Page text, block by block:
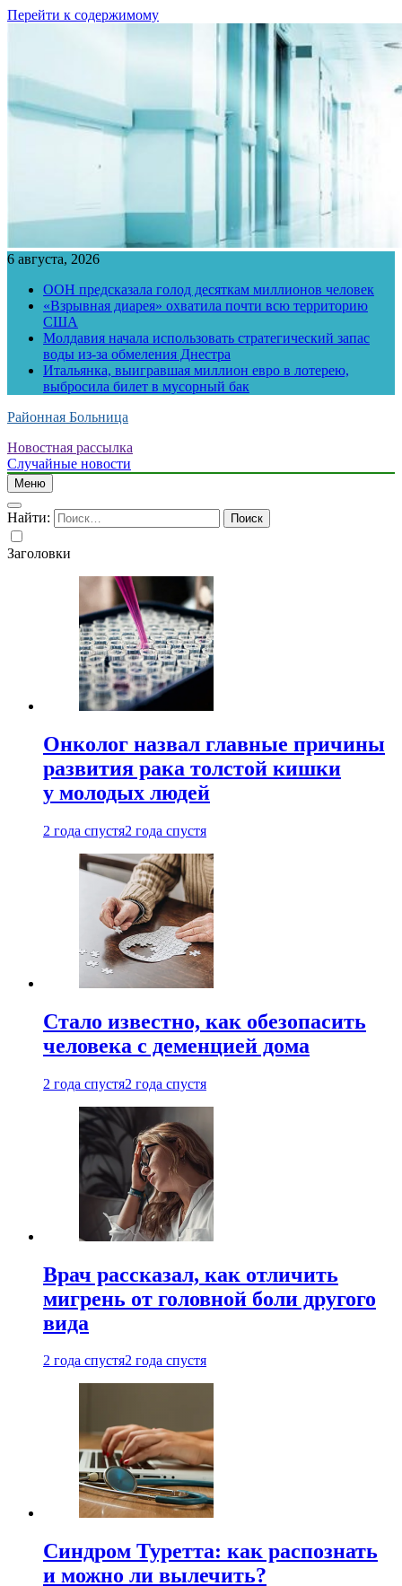
Перейти к содержимому
6 августа, 2026
ООН предсказала голод десяткам миллионов человек
«Взрывная диарея» охватила почти всю территорию
США
Молдавия начала использовать стратегический запас
воды из-за обмеления Днестра
Итальянка, выигравшая миллион евро в лотерею,
выбросила билет в мусорный бак
Районная Больница
Новостная рассылка
Случайные новости
Меню
Найти:
Заголовки
Онколог назвал главные причины
развития рака толстой кишки
у молодых людей
2 года спустя2 года спустя
Стало известно, как обезопасить
человека с деменцией дома
2 года спустя2 года спустя
Врач рассказал, как отличить
мигрень от головной боли другого
вида
2 года спустя2 года спустя
Синдром Туретта: как распознать
и можно ли вылечить?